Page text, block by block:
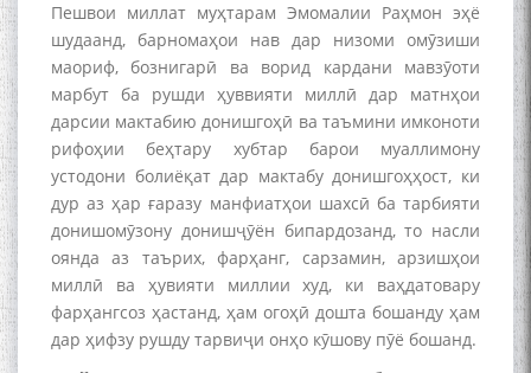
Пешвои миллат муҳтарам Эмомалии Раҳмон эҳё
шудаанд, барномаҳои нав дар низоми омӯзиши
маориф, бознигарӣ ва ворид кардани мавзӯоти
марбут ба рушди ҳуввияти миллӣ дар матнҳои
дарсии мактабию донишгоҳӣ ва таъмини имконоти
рифоҳии беҳтару хубтар барои муаллимону
устодони болиёқат дар мактабу донишгоҳҳост, ки
дур аз ҳар ғаразу манфиатҳои шахсӣ ба тарбияти
донишомӯзону донишҷӯён бипардозанд, то насли
оянда аз таърих, фарҳанг, сарзамин, арзишҳои
миллӣ ва ҳувияти миллии худ, ки ваҳдатовару
фарҳангсоз ҳастанд, ҳам огоҳӣ дошта бошанду ҳам
дар ҳифзу рушду тарвиҷи онҳо кӯшову пӯё бошанд.
The Persian Gulf Beautiful
poetry from Устод Мумин
Қаноат (Ustod Mumin Qanoat)
and Master Mehryar
Mehrafarin about the conflict
of the name of the Persian
Gulf